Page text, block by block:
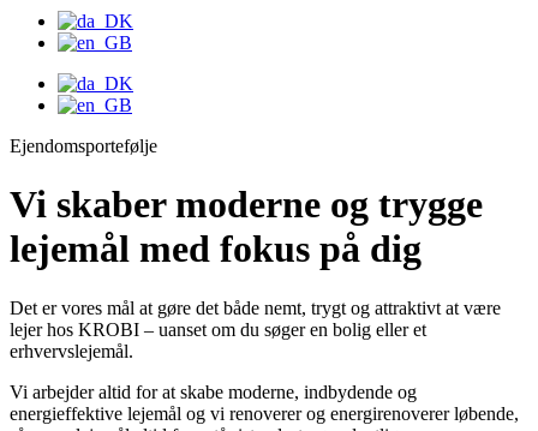
Ejendomsportefølje
Vi skaber moderne og trygge
lejemål med fokus på dig
Det er vores mål at gøre det både nemt, trygt og attraktivt at være
lejer hos KROBI – uanset om du søger en bolig eller et
erhvervslejemål.
Vi arbejder altid for at skabe moderne, indbydende og
energieffektive lejemål og vi renoverer og energirenoverer løbende,